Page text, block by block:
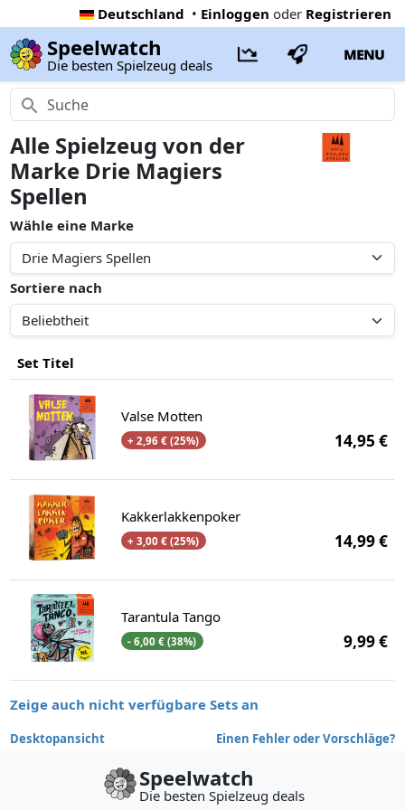
Deutschland • Einloggen oder Registrieren
Speelwatch
Die besten Spielzeug deals
MENU
Alle Spielzeug von der
Marke Drie Magiers
Spellen
Wähle eine Marke
Sortiere nach
Set Titel
Valse Motten
+ 2,96 € (25%) 14,95 €
Kakkerlakkenpoker
+ 3,00 € (25%) 14,99 €
Tarantula Tango
- 6,00 € (38%) 9,99 €
Zeige auch nicht verfügbare Sets an
Desktopansicht Einen Fehler oder Vorschläge?
Speelwatch
Die besten Spielzeug deals